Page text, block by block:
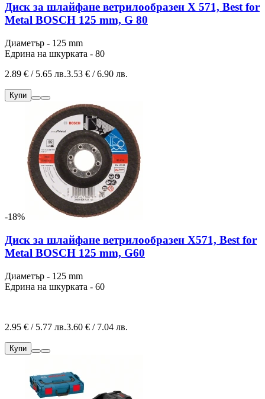
Диск за шлайфане ветрилообразен X 571, Best for
Metal BOSCH 125 mm, G 80
Диаметър - 125 mm
Едрина на шкурката - 80
2.89 € / 5.65 лв.3.53 € / 6.90 лв.
Купи
-18%
Диск за шлайфане ветрилообразен X571, Best for
Metal BOSCH 125 mm, G60
Диаметър - 125 mm
Едрина на шкурката - 60
2.95 € / 5.77 лв.3.60 € / 7.04 лв.
Купи